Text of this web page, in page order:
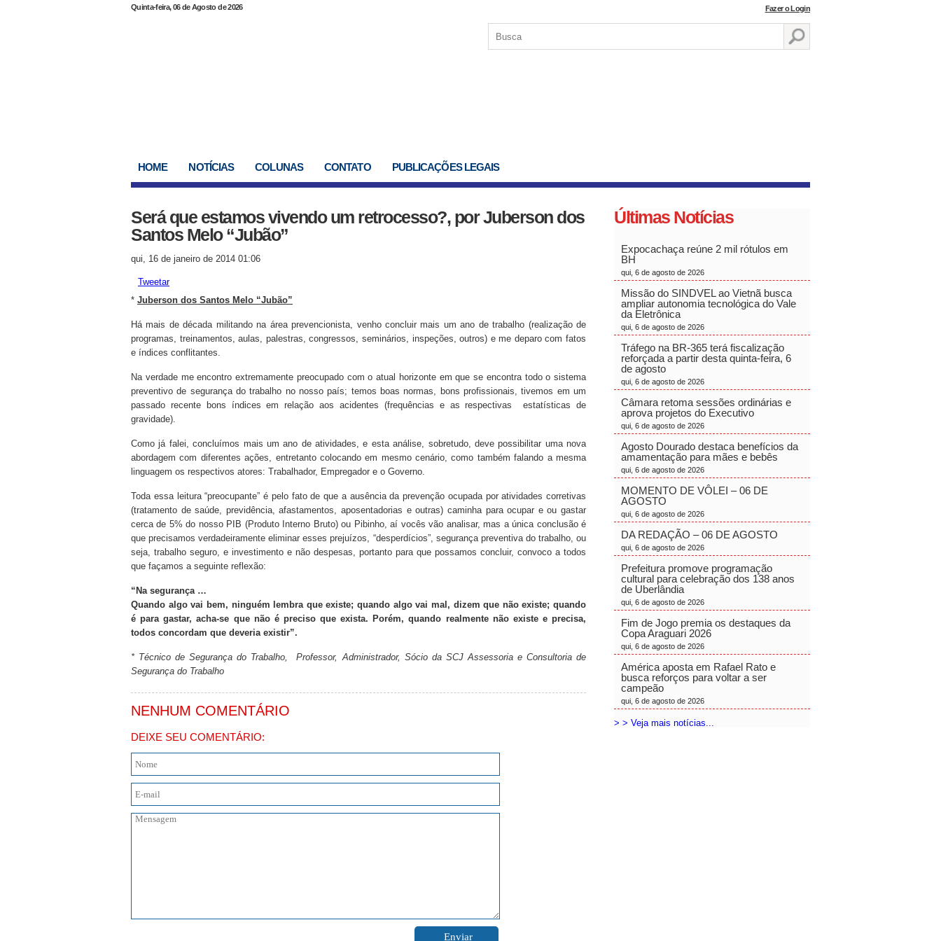
Quinta-feira, 06 de Agosto de 2026 Fazer o Login
HOME NOTÍCIAS COLUNAS CONTATO PUBLICAÇÕES LEGAIS
Será que estamos vivendo um retrocesso?, por Juberson dos
Santos Melo “Jubão”
qui, 16 de janeiro de 2014 01:06
Tweetar
* Juberson dos Santos Melo “Jubão”
Há mais de década militando na área prevencionista, venho concluir mais um ano de trabalho (realização de
programas, treinamentos, aulas, palestras, congressos, seminários, inspeções, outros) e me deparo com fatos
e índices conflitantes.
Na verdade me encontro extremamente preocupado com o atual horizonte em que se encontra todo o sistema
preventivo de segurança do trabalho no nosso país; temos boas normas, bons profissionais, tivemos em um
passado recente bons índices em relação aos acidentes (frequências e as respectivas estatísticas de
gravidade).
Como já falei, concluímos mais um ano de atividades, e esta análise, sobretudo, deve possibilitar uma nova
abordagem com diferentes ações, entretanto colocando em mesmo cenário, como também falando a mesma
linguagem os respectivos atores: Trabalhador, Empregador e o Governo.
Toda essa leitura “preocupante” é pelo fato de que a ausência da prevenção ocupada por atividades corretivas
(tratamento de saúde, previdência, afastamentos, aposentadorias e outras) caminha para ocupar e ou gastar
cerca de 5% do nosso PIB (Produto Interno Bruto) ou Pibinho, aí vocês vão analisar, mas a única conclusão é
que precisamos verdadeiramente eliminar esses prejuízos, “desperdícios”, segurança preventiva do trabalho, ou
seja, trabalho seguro, e investimento e não despesas, portanto para que possamos concluir, convoco a todos
que façamos a seguinte reflexão:
“Na segurança …
Quando algo vai bem, ninguém lembra que existe; quando algo vai mal, dizem que não existe; quando
é para gastar, acha-se que não é preciso que exista. Porém, quando realmente não existe e precisa,
todos concordam que deveria existir”.
* Técnico de Segurança do Trabalho, Professor, Administrador, Sócio da SCJ Assessoria e Consultoria de
Segurança do Trabalho
NENHUM COMENTÁRIO
DEIXE SEU COMENTÁRIO:
Últimas Notícias
Expocachaça reúne 2 mil rótulos em
BH
qui, 6 de agosto de 2026
Missão do SINDVEL ao Vietnã busca
ampliar autonomia tecnológica do Vale
da Eletrônica
qui, 6 de agosto de 2026
Tráfego na BR-365 terá fiscalização
reforçada a partir desta quinta-feira, 6
de agosto
qui, 6 de agosto de 2026
Câmara retoma sessões ordinárias e
aprova projetos do Executivo
qui, 6 de agosto de 2026
Agosto Dourado destaca benefícios da
amamentação para mães e bebês
qui, 6 de agosto de 2026
MOMENTO DE VÔLEI – 06 DE
AGOSTO
qui, 6 de agosto de 2026
DA REDAÇÃO – 06 DE AGOSTO
qui, 6 de agosto de 2026
Prefeitura promove programação
cultural para celebração dos 138 anos
de Uberlândia
qui, 6 de agosto de 2026
Fim de Jogo premia os destaques da
Copa Araguari 2026
qui, 6 de agosto de 2026
América aposta em Rafael Rato e
busca reforços para voltar a ser
campeão
qui, 6 de agosto de 2026
> > Veja mais notícias...